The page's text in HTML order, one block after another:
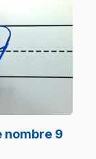
nombre 9